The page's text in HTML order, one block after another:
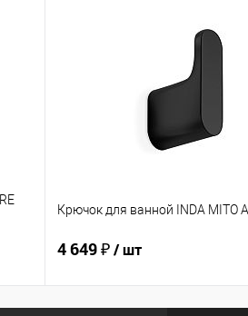
Крючок для ванной INDA MITO
4 649 ₽/ шт